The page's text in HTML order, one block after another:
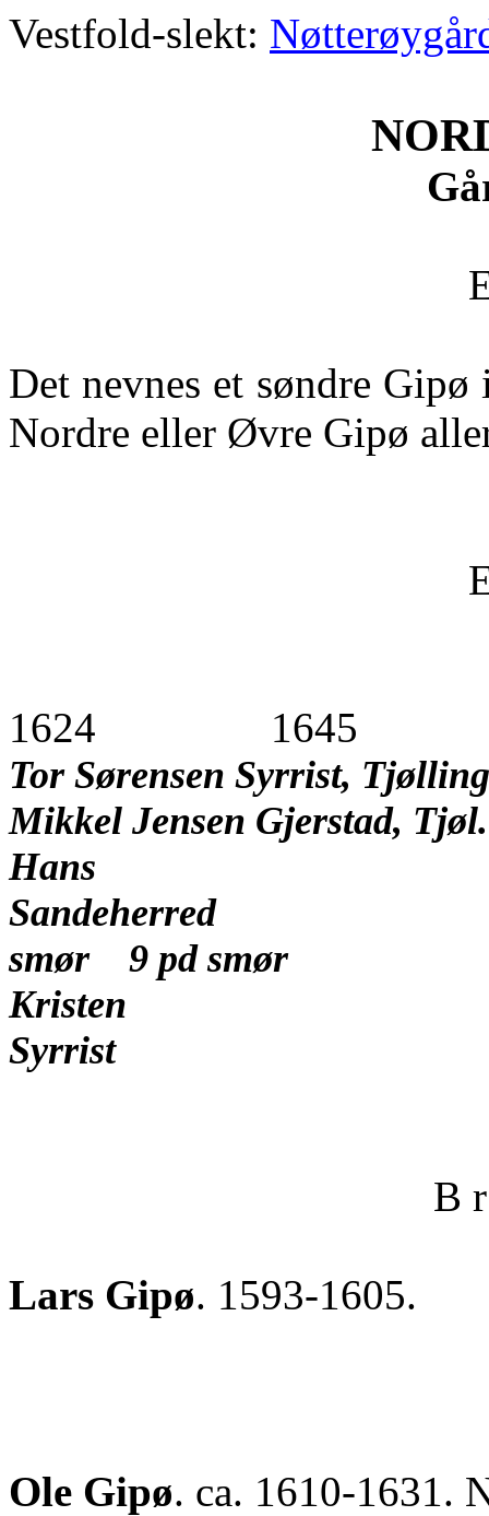
Vestfold-slekt:
Det nevnes et søndre
Nordre eller Øvre Gipø
1624 1645
Tor Sørensen Syrrist,
Mikkel Jensen Gjerstad, Tjøl.
Hans
Sandeherred
smør
9 pd smør
Syrrist
B
Lars Gipø. 1593-1605.
Ole Gipø. ca. 1610-1631.